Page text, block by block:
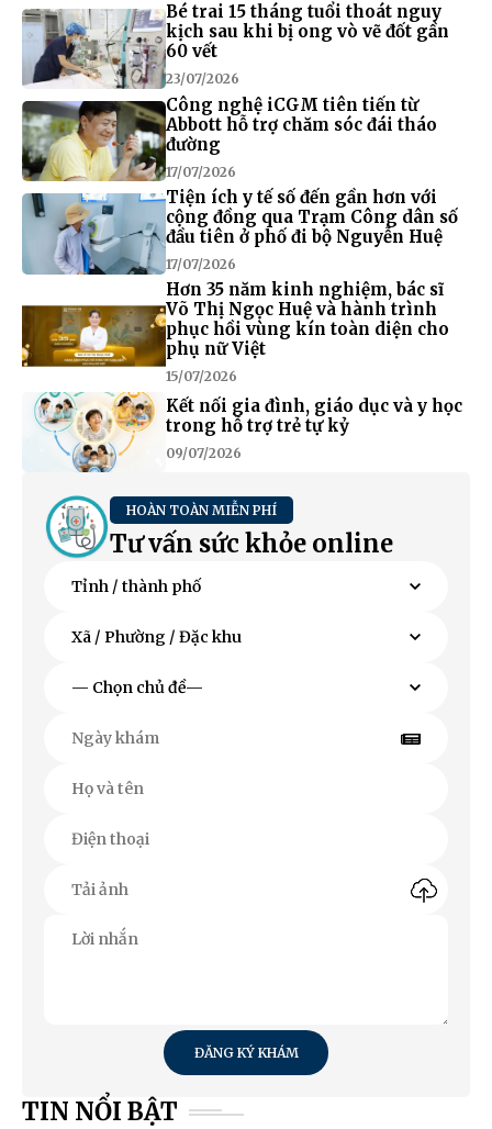
Bé trai 15 tháng tuổi thoát nguy
kịch sau khi bị ong vò vẽ đốt gần
60 vết
23/07/2026
Công nghệ iCGM tiên tiến từ
Abbott hỗ trợ chăm sóc đái tháo
đường
17/07/2026
Tiện ích y tế số đến gần hơn với
cộng đồng qua Trạm Công dân số
đầu tiên ở phố đi bộ Nguyễn Huệ
17/07/2026
Hơn 35 năm kinh nghiệm, bác sĩ
Võ Thị Ngọc Huệ và hành trình
phục hồi vùng kín toàn diện cho
phụ nữ Việt
15/07/2026
Kết nối gia đình, giáo dục và y học
trong hỗ trợ trẻ tự kỷ
09/07/2026
HOÀN TOÀN MIỄN PHÍ
Tư vấn sức khỏe online
ĐĂNG KÝ KHÁM
TIN NỔI BẬT